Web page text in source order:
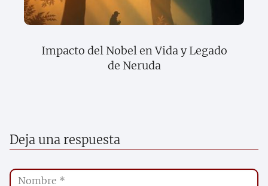
Impacto del Nobel en Vida y Legado
de Neruda
Deja una respuesta